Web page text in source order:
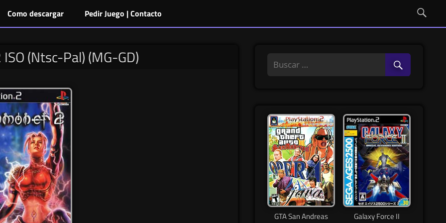
Como descargar Pedir Juego | Contacto
(Ntsc-Pal) (MG-GD)
GTA San Andreas
Galaxy Force II